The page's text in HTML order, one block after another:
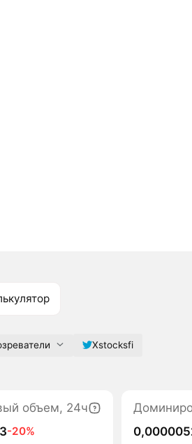
Xstocksfi
объем, 24ч
-20%